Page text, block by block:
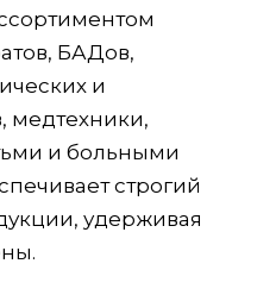
БАДов,
и
медтехники,
и больными
строгий
удерживая